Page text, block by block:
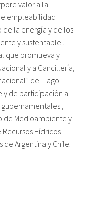
valor a la
empleabilidad
de la energía y de los
y sustentable .
que promueva y
y a Cancillería,
del Lago
y de participación a
,
de Medioambiente y
Hídricos
Argentina y Chile.